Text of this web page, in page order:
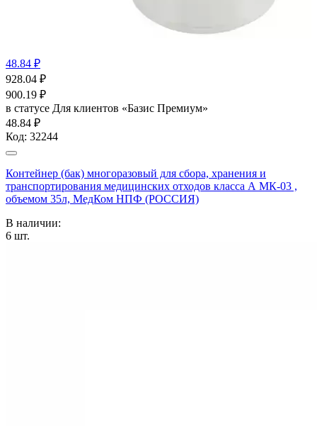
48.84 ₽
928.04 ₽
900.19 ₽
в статусе Для клиентов «Базис Премиум»
48.84 ₽
Код: 32244
Контейнер (бак) многоразовый для сбора, хранения и
транспортирования медицинских отходов класса А МК-03 ,
объемом 35л, МедКом НПФ (РОССИЯ)
В наличии:
6 шт.